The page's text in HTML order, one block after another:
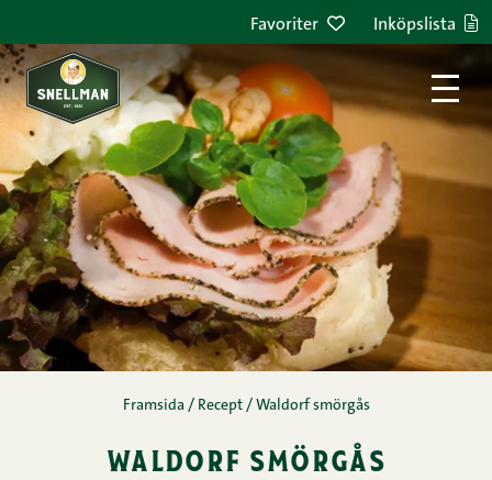
Favoriter Inköpslista
Framsida / Recept / Waldorf smörgås
waldorf smörgås